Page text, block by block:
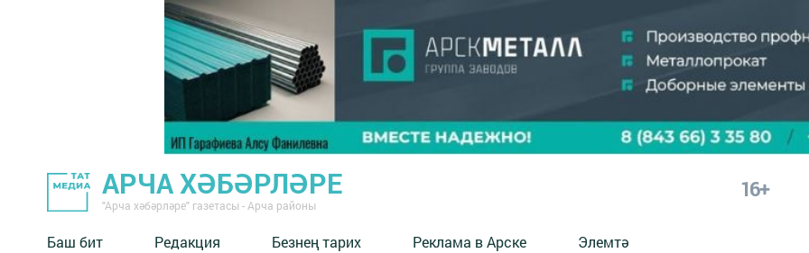
АРЧА ХӘБӘРЛӘРЕ
"Арча хәбәрләре" газетасы - Арча районы
16+
Баш бит Редакция Безнең тарих Реклама в Арске Элемтә